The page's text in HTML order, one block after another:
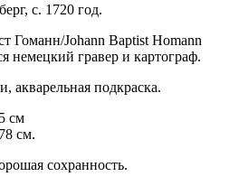
c. 1720 год.
Гоманн/Johann Baptist Homann
гравер и картограф.
акварельная подкраска.
см
см.
сохранность.